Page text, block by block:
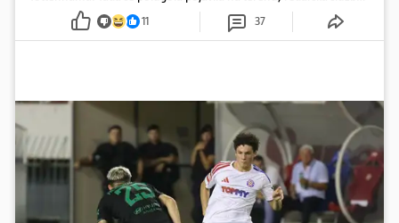
ju je lovila po travnjaku, a njezine fotografije obišle su svijet.
11 37